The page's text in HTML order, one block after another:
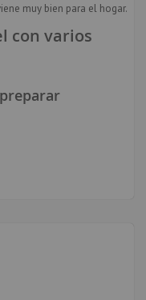
muy bien para el hogar.
con varios